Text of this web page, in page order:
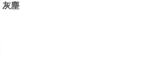
灰塵